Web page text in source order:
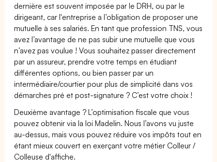
dernière est souvent imposée par le DRH, ou par le
dirigeant, car l'entreprise a l’obligation de proposer une
mutuelle à ses salariés. En tant que profession TNS, vous
avez l’avantage de ne pas subir une mutuelle que vous
n’avez pas voulue ! Vous souhaitez passer directement
par un assureur, prendre votre temps en étudiant
différentes options, ou bien passer par un
intermédiaire/courtier pour plus de simplicité dans vos
démarches pré et post-signature ? C’est votre choix !
Deuxième avantage ? L’optimisation fiscale que vous
pouvez obtenir via la loi Madelin. Nous l’avons vu juste
au-dessus, mais vous pouvez réduire vos impôts tout en
étant mieux couvert en exerçant votre métier Colleur /
Colleuse d'affiche.